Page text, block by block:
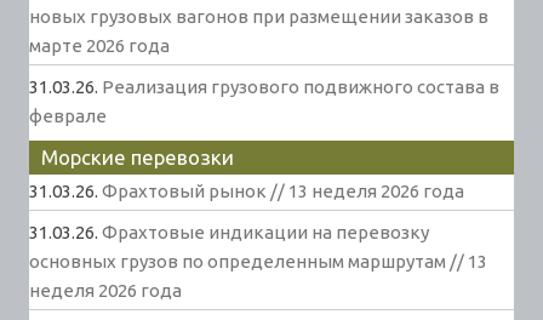
новых грузовых вагонов при размещении заказов в
марте 2026 года
31.03.26. Реализация грузового подвижного состава в
феврале
Морские перевозки
31.03.26. Фрахтовый рынок // 13 неделя 2026 года
31.03.26. Фрахтовые индикации на перевозку
основных грузов по определенным маршрутам // 13
неделя 2026 года